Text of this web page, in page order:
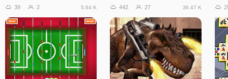
39 2 5.64 K 442 27 36.47 K